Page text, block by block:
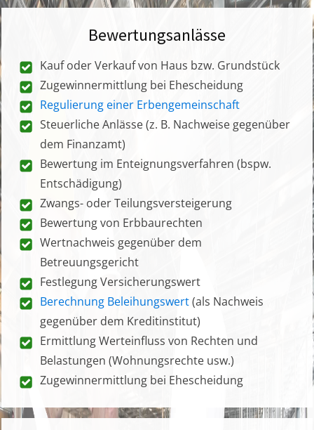
Bewertungsanlässe
Kauf oder Verkauf von Haus bzw. Grundstück
Zugewinnermittlung bei Ehescheidung
Regulierung einer Erbengemeinschaft
Steuerliche Anlässe (z. B. Nachweise gegenüber
dem Finanzamt)
Bewertung im Enteignungsverfahren (bspw.
Entschädigung)
Zwangs- oder Teilungsversteigerung
Bewertung von Erbbaurechten
Wertnachweis gegenüber dem
Betreuungsgericht
Festlegung Versicherungswert
Berechnung Beleihungswert(als Nachweis
gegenüber dem Kreditinstitut)
Ermittlung Werteinfluss von Rechten und
Belastungen (Wohnungsrechte usw.)
Zugewinnermittlung bei Ehescheidung